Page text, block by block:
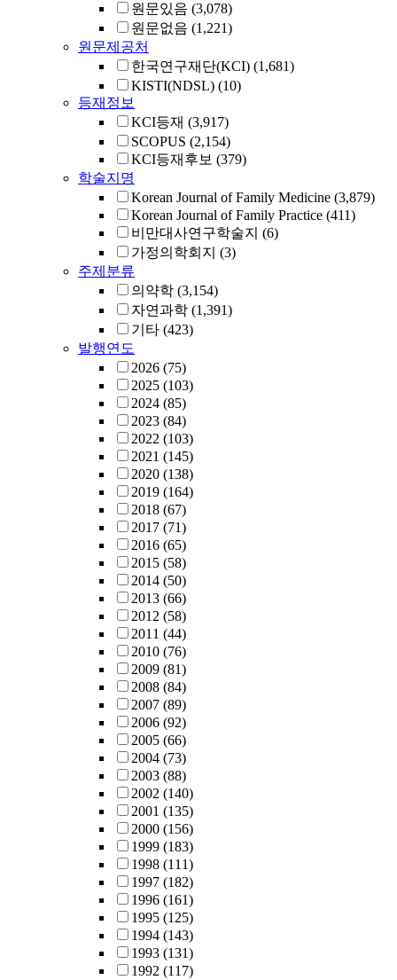
원문있음 (3,078)
원문없음 (1,221)
원문제공처
한국연구재단(KCI) (1,681)
KISTI(NDSL) (10)
등재정보
KCI등재 (3,917)
SCOPUS (2,154)
KCI등재후보 (379)
학술지명
Korean Journal of Family Medicine (3,879)
Korean Journal of Family Practice (411)
비만대사연구학술지 (6)
가정의학회지 (3)
주제분류
의약학 (3,154)
자연과학 (1,391)
기타 (423)
발행연도
2026 (75)
2025 (103)
2024 (85)
2023 (84)
2022 (103)
2021 (145)
2020 (138)
2019 (164)
2018 (67)
2017 (71)
2016 (65)
2015 (58)
2014 (50)
2013 (66)
2012 (58)
2011 (44)
2010 (76)
2009 (81)
2008 (84)
2007 (89)
2006 (92)
2005 (66)
2004 (73)
2003 (88)
2002 (140)
2001 (135)
2000 (156)
1999 (183)
1998 (111)
1997 (182)
1996 (161)
1995 (125)
1994 (143)
1993 (131)
1992 (117)